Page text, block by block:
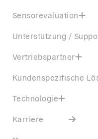
Sensorevaluation
Unterstützung /
Vertriebspartner
Kundenspezifische
Technologie
Karriere